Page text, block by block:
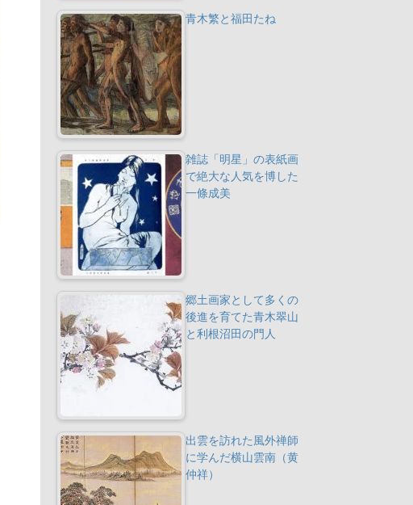
青木繁と福田たね
雑誌「明星」の表紙画
で絶大な人気を博した
一條成美
郷土画家として多くの
後進を育てた青木翠山
と利根沼田の門人
出雲を訪れた風外禅師
に学んだ横山雲南（黄
仲祥）